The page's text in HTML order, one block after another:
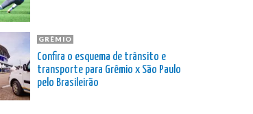
GRÊMIO
Confira o esquema de trânsito e
transporte para Grêmio x São Paulo
pelo Brasileirão